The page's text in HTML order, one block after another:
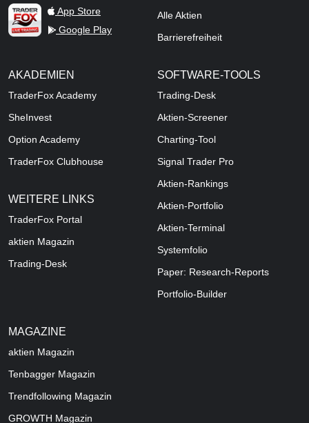
TraderFox Live Trading
App Store
Google Play
Alle Aktien
Barrierefreiheit
AKADEMIEN
TraderFox Academy
SheInvest
Option Academy
TraderFox Clubhouse
WEITERE LINKS
TraderFox Portal
aktien Magazin
Trading-Desk
SOFTWARE-TOOLS
Trading-Desk
Aktien-Screener
Charting-Tool
Signal Trader Pro
Aktien-Rankings
Aktien-Portfolio
Aktien-Terminal
Systemfolio
Paper: Research-Reports
Portfolio-Builder
MAGAZINE
aktien Magazin
Tenbagger Magazin
Trendfollowing Magazin
GROWTH Magazin